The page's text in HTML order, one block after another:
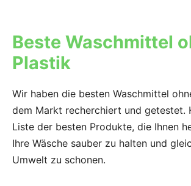
Beste Waschmittel
Plastik
Wir haben die besten Waschmittel
dem Markt recherchiert und getestet.
Liste der besten Produkte, die Ihnen
Ihre Wäsche sauber zu halten und
Umwelt zu schonen.